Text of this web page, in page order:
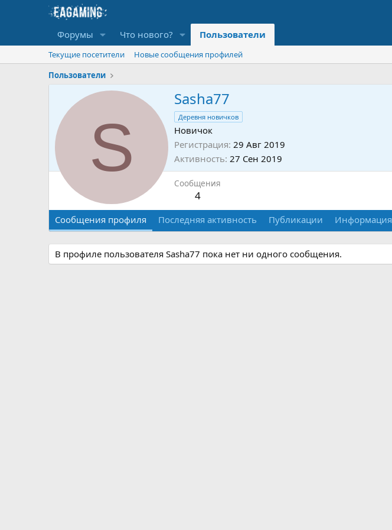
Форумы Что нового? Пользователи
Текущие посетители
Новые сообщения профилей
Пользователи
S
Sasha77
Деревня новичков
Новичок
Регистрация 29 Авг 2019
Активность 27 Сен 2019
Сообщения
4
Сообщения профиля Последняя активность Публикации Информация
В профиле пользователя Sasha77 пока нет ни одного сообщения.